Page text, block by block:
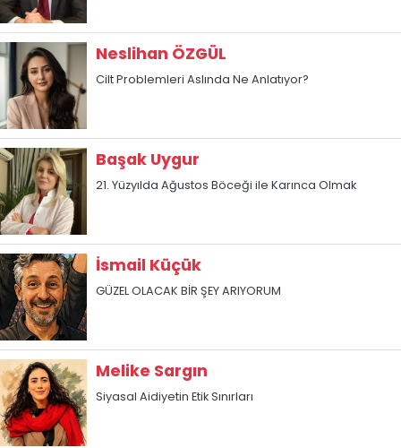
Neslihan ÖZGÜL
Cilt Problemleri Aslında Ne Anlatıyor?
Başak Uygur
21. Yüzyılda Ağustos Böceği ile Karınca Olmak
İsmail Küçük
GÜZEL OLACAK BİR ŞEY ARIYORUM
Melike Sargın
Siyasal Aidiyetin Etik Sınırları